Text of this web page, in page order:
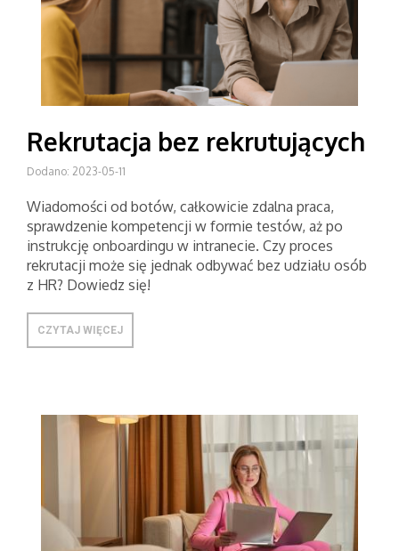
Rekrutacja bez rekrutujących
Dodano: 2023-05-11
Wiadomości od botów, całkowicie zdalna praca,
sprawdzenie kompetencji w formie testów, aż po
instrukcję onboardingu w intranecie. Czy proces
rekrutacji może się jednak odbywać bez udziału osób
z HR? Dowiedz się!
CZYTAJ WIĘCEJ